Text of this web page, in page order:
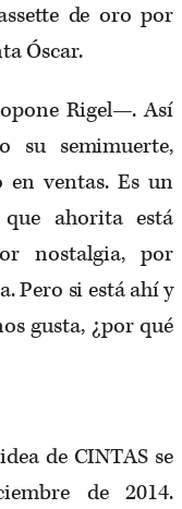
de oro por
Óscar.
Rigel—. Así
su semimuerte,
en ventas. Es un
ahorita está
nostalgia, por
Pero si está ahí y
gusta, ¿por qué
de CINTAS se
de 2014.